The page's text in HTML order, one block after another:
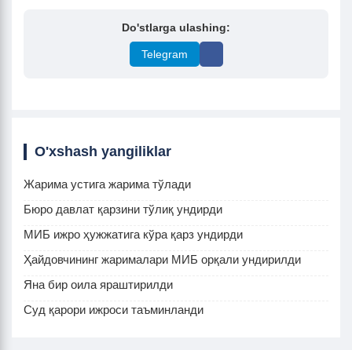
Do'stlarga ulashing:
Telegram
O'xshash yangiliklar
Жарима устига жарима тўлади
Бюро давлат қарзини тўлиқ ундирди
МИБ ижро ҳужжатига кўра қарз ундирди
Ҳайдовчининг жарималари МИБ орқали ундирилди
Яна бир оила яраштирилди
Суд қарори ижроси таъминланди